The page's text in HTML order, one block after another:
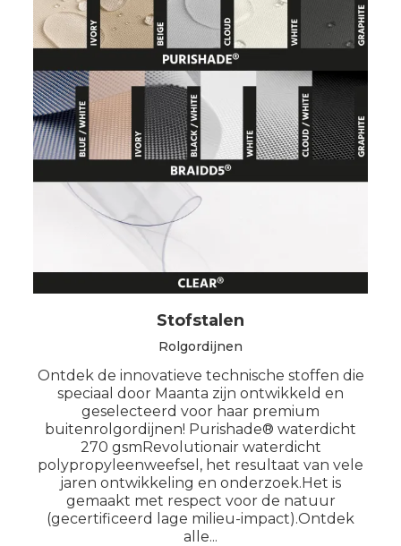
Stofstalen
Rolgordijnen
Ontdek de innovatieve technische stoffen die
speciaal door Maanta zijn ontwikkeld en
geselecteerd voor haar premium
buitenrolgordijnen! Purishade® waterdicht
270 gsmRevolutionair waterdicht
polypropyleenweefsel, het resultaat van vele
jaren ontwikkeling en onderzoek.Het is
gemaakt met respect voor de natuur
(gecertificeerd lage milieu-impact).Ontdek
alle...